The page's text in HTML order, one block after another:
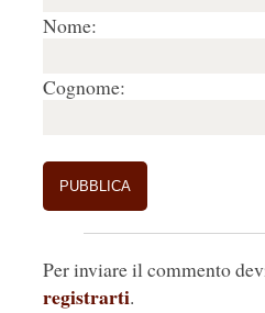
Nome:
Cognome:
Per inviare il commento
registrarti.